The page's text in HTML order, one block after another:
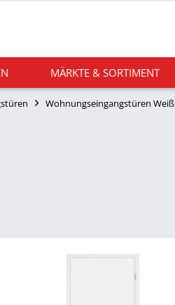
MÄRKTE & SORTIMENT
Wohnungseingangstüren Weiß